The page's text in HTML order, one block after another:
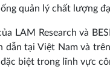
quản lý chất lượng
LAM Research và
dẫn tại Việt Nam và
biệt trong lĩnh vực